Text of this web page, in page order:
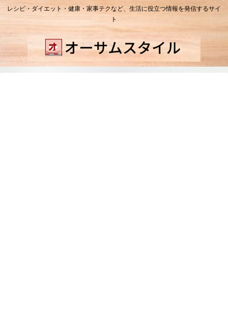
レシピ・ダイエット・健康・家事テクなど、生活に役立つ情報を発信するサイ
ト